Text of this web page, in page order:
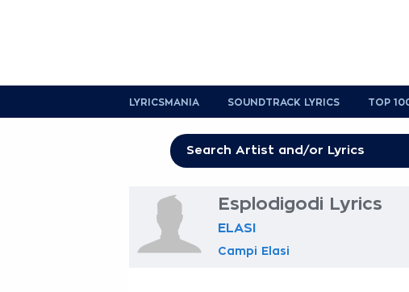
LYRICSMANIA SOUNDTRACK LYRICS TOP
Esplodigodi Lyrics
ELASI
Campi Elasi